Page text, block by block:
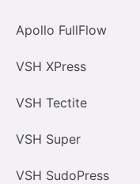
Apollo FullFlow
VSH XPress
VSH Tectite
VSH Super
VSH SudoPress